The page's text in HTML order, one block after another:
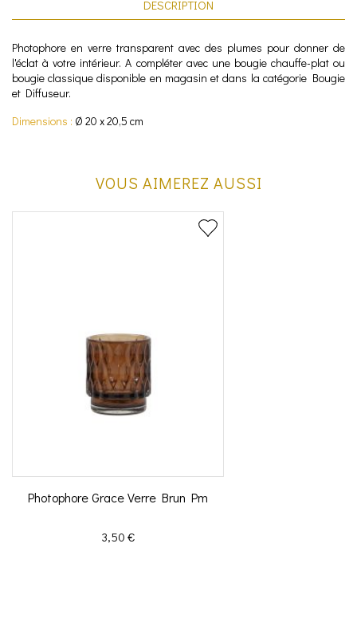
DESCRIPTION
Photophore en verre transparent avec des plumes pour donner de
l'éclat à votre intérieur. A compléter avec une bougie chauffe-plat ou
bougie classique disponible en magasin et dans la catégorie Bougie
et Diffuseur.
Dimensions : Ø 20 x 20,5 cm
VOUS AIMEREZ AUSSI
Photophore Grace Verre Brun Pm
Prix
3,50 €